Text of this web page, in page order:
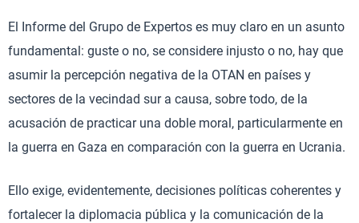
El Informe del Grupo de Expertos es muy claro en un asunto
fundamental: guste o no, se considere injusto o no, hay que
asumir la percepción negativa de la OTAN en países y
sectores de la vecindad sur a causa, sobre todo, de la
acusación de practicar una doble moral, particularmente en
la guerra en Gaza en comparación con la guerra en Ucrania.
Ello exige, evidentemente, decisiones políticas coherentes y
fortalecer la diplomacia pública y la comunicación de la